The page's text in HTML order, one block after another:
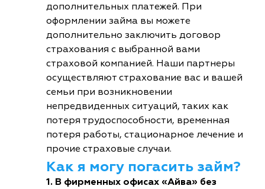
дополнительных платежей. При
оформлении займа вы можете
дополнительно заключить договор
страхования с выбранной вами
страховой компанией. Наши партнеры
осуществляют страхование вас и вашей
семьи при возникновении
непредвиденных ситуаций, таких как
потеря трудоспособности, временная
потеря работы, стационарное лечение и
прочие страховые случаи.
Как я могу погасить займ?
1. В фирменных офисах «Айва» без